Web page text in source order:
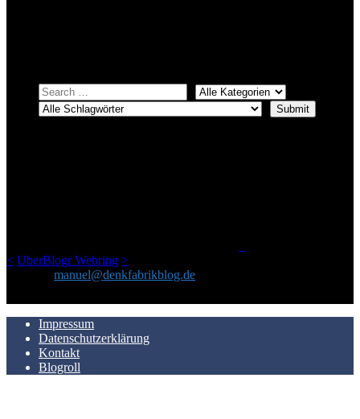
< UberBlogr Webring >
manuel@denkfabrikblog.de
Impressum
Datenschutzerklärung
Kontakt
Blogroll